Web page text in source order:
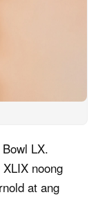
LX.
noong
at ang